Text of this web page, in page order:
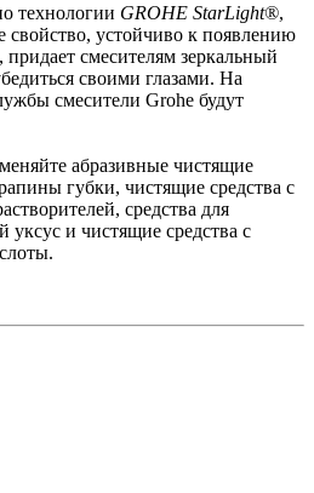
технологии GROHE StarLight®,
свойство, устойчиво к появлению
смесителям зеркальный
своими глазами. На
смесители Grohe будут
абразивные чистящие
губки, чистящие средства с
средства для
уксус и чистящие средства с